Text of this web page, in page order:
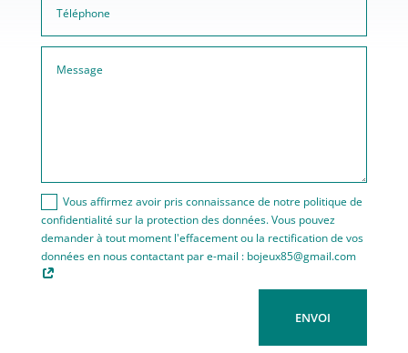
Vous affirmez avoir pris connaissance de notre politique de
confidentialité sur la protection des données. Vous pouvez
demander à tout moment l'effacement ou la rectification de vos
données en nous contactant par e-mail : bojeux85@gmail.com
ENVOI